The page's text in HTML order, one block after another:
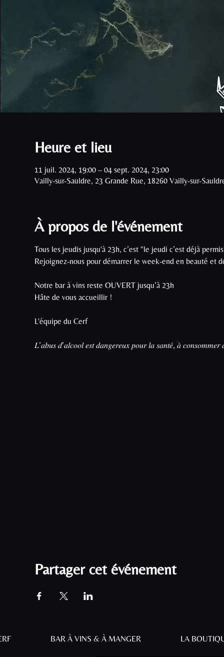
Heure et lieu
11 juil. 2024, 19:00 – 04 sept. 2024, 23:00
Vailly-sur-Sauldre, 23 Grande Rue, 18260 Vailly-sur-
À propos de l'événement
Tous les jeudis jusqu'à 23h, c’est "le jeudi c’est déjà
Rejoignez-nous pour démarrer le week-end en beauté et
Notre bar à vins reste OUVERT jusqu’à 23h
Hâte de vous accueillir !
L'équipe du Cerf
𝐿’𝑎𝑏𝑢𝑠 𝑑’𝑎𝑙𝑐𝑜𝑜𝑙 𝑒𝑠𝑡 𝑑𝑎𝑛𝑔𝑒𝑟𝑒𝑢𝑥 𝑝𝑜𝑢𝑟 𝑙𝑎 𝑠𝑎𝑛𝑡𝑒́, 𝑎̀ 𝑐𝑜𝑛𝑠𝑜𝑚𝑚𝑒𝑟
Partager cet événement
BAR À VINS & À MANGER LA